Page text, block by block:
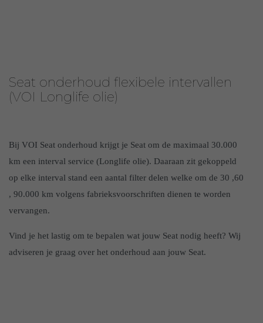
Seat onderhoud flexibele intervallen
(VOI Longlife olie)
Bij VOI Seat onderhoud krijgt je Seat om de maximaal 30.000
km een interval service (Longlife olie). Daaraan zit gekoppeld
op elke interval stand een aantal filter delen welke om de 30 ,60
, 90.000 km volgens fabrieksvoorschriften dienen te worden
vervangen.
Vind je het lastig om te bepalen wat jouw Seat nodig heeft? Wij
adviseren je graag over het onderhoud aan jouw Seat.